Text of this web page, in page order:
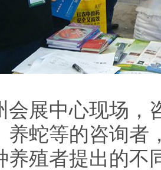
中心现场，
养蛇等的咨询者
养殖者提出的不